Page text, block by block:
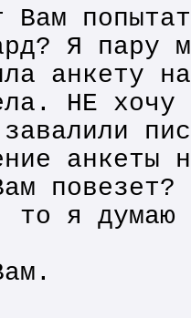
Вам
Я пару
анкету
НЕ
анкеты
то я думаю